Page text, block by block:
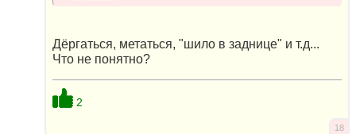
Дёргаться, метаться, "шило в заднице" и т.д...
Что не понятно?
2
18